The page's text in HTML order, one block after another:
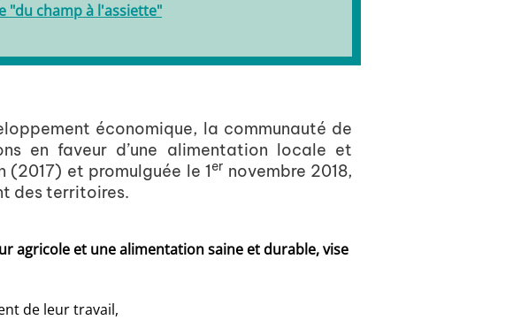
"du champ à l'assiette"
économique, la communauté de
en faveur d’une alimentation locale et
(2017) et promulguée le 1er novembre 2018,
des territoires.
agricole et une alimentation saine et durable, vise
de leur travail,